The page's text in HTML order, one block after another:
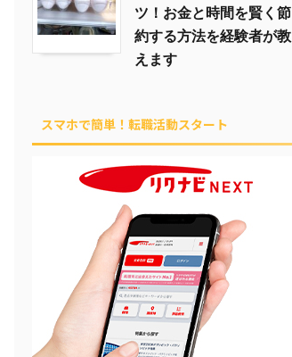
ツ！お金と時間を賢く節
約する方法を経験者が教
えます
スマホで簡単！転職活動スタート